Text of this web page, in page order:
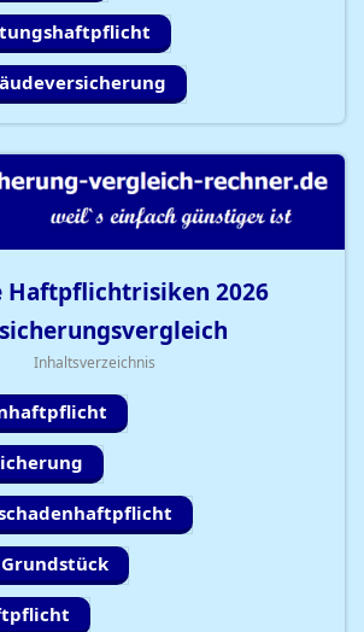
Haftpflichtrisiken 2026
Inhaltsverzeichnis